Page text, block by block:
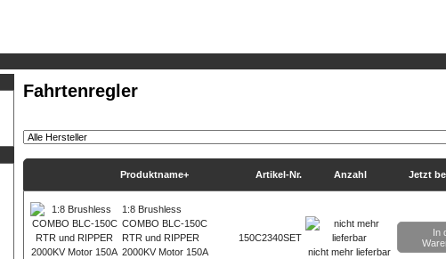
Fahrtenregler
Produktname+ Artikel-Nr. Anzahl Jetzt
1:8 Brushless
COMBO BLC-150C
RTR und RIPPER
2000KV Motor 150A
150C2340SET
nicht mehr lieferbar
In